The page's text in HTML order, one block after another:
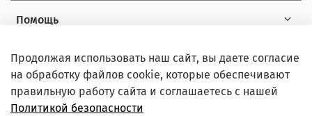
Помощь
Информация
Продолжая использовать наш сайт, вы даете согласие
на обработку файлов cookie, которые обеспечивают
правильную работу сайта и соглашаетесь с нашей
Политикой безопасности